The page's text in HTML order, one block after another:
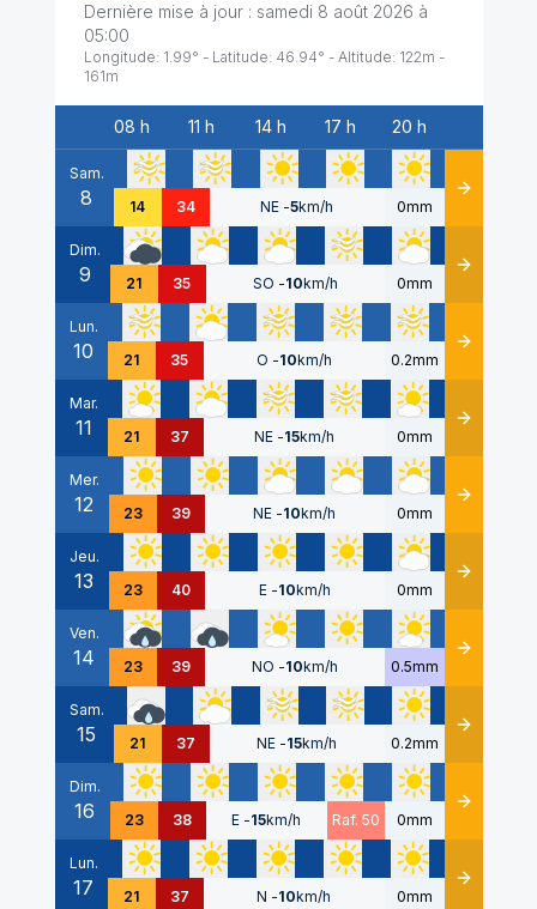
Dernière mise à jour : samedi 8 août 2026 à
05:00
Longitude: 1.99° - Latitude: 46.94° - Altitude: 122m -
161m
Date
08 h 11 h 14 h 17 h 20 h
Sam.
8 14 34 NE -5km/h 0mm Détails
Dim.
9 21 35 SO -10km/h 0mm Détails
Lun.
10 21 35 O -10km/h 0.2mm Détails
Mar.
11 21 37 NE -15km/h 0mm Détails
Mer.
12 23 39 NE -10km/h 0mm Détails
Jeu.
13 23 40 E -10km/h 0mm Détails
Ven.
14 23 39 NO -10km/h 0.5mm Détails
Sam.
15 21 37 NE -15km/h 0.2mm Détails
Dim.
16 23 38 E -15km/h Raf. 50 0mm Détails
Lun.
17 21 37 N -10km/h 0mm Détails